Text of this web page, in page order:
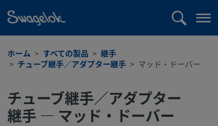
ホーム すべての製品
継手
チューブ継手／アダプター継手
マッド・ドーバー
チューブ継手／アダプター
継手 — マッド・ドーバー